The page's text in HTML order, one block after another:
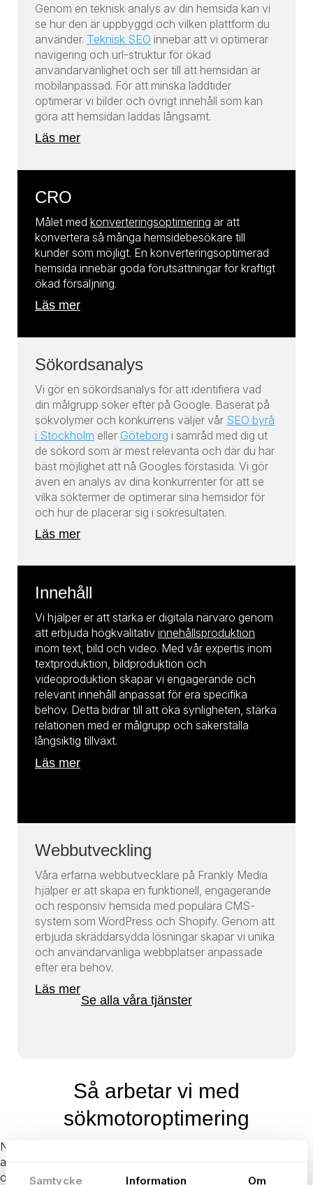
Samtycke Information Om
Genom en teknisk analys av din hemsida kan vi
se hur den är uppbyggd och vilken plattform du
använder. Teknisk SEO innebär att vi optimerar
navigering och url-struktur för ökad
användarvänlighet och ser till att hemsidan är
mobilanpassad. För att minska laddtider
optimerar vi bilder och övrigt innehåll som kan
göra att hemsidan laddas långsamt.
Läs mer
CRO
Målet med konverteringsoptimering är att
konvertera så många hemsidebesökare till
kunder som möjligt. En konverteringsoptimerad
hemsida innebär goda förutsättningar för kraftigt
ökad försäljning.
Läs mer
Sökordsanalys
Vi gör en sökordsanalys för att identifiera vad
din målgrupp söker efter på Google. Baserat på
sökvolymer och konkurrens väljer vår SEO byrå
i Stockholm eller Göteborg i samråd med dig ut
de sökord som är mest relevanta och där du har
bäst möjlighet att nå Googles förstasida. Vi gör
även en analys av dina konkurrenter för att se
vilka söktermer de optimerar sina hemsidor för
och hur de placerar sig i sökresultaten.
Läs mer
Innehåll
Vi hjälper er att stärka er digitala närvaro genom
att erbjuda högkvalitativ innehållsproduktion
inom text, bild och video. Med vår expertis inom
textproduktion, bildproduktion och
videoproduktion skapar vi engagerande och
relevant innehåll anpassat för era specifika
behov. Detta bidrar till att öka synligheten, stärka
relationen med er målgrupp och säkerställa
långsiktig tillväxt.
Läs mer
Webbutveckling
Våra erfarna webbutvecklare på Frankly Media
hjälper er att skapa en funktionell, engagerande
och responsiv hemsida med populära CMS-
system som WordPress och Shopify. Genom att
erbjuda skräddarsydda lösningar skapar vi unika
och användarvänliga webbplatser anpassade
efter era behov.
Läs mer
Se alla våra tjänster
Så arbetar vi med
sökmotoroptimering
När strategin är fastställd tar vi ett helhetsgrepp om ert SEO-
arbete - från analys och uppsättning till löpande optimering
och uppföljning. Vi arbetar strukturerat och datadrivet genom